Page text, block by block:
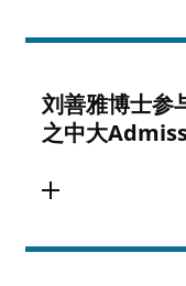
刘善雅博士参
之中大